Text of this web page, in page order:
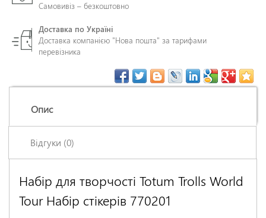
Самовивіз – безкоштовно
Доставка по Україні
Доставка компанією "Нова пошта" за тарифами
перевізника
Опис
Відгуки (0)
Набір для творчості Totum Trolls World
Tour Набір стікерів 770201
Залишіть відгук про цей товар першими
*
Ім'я